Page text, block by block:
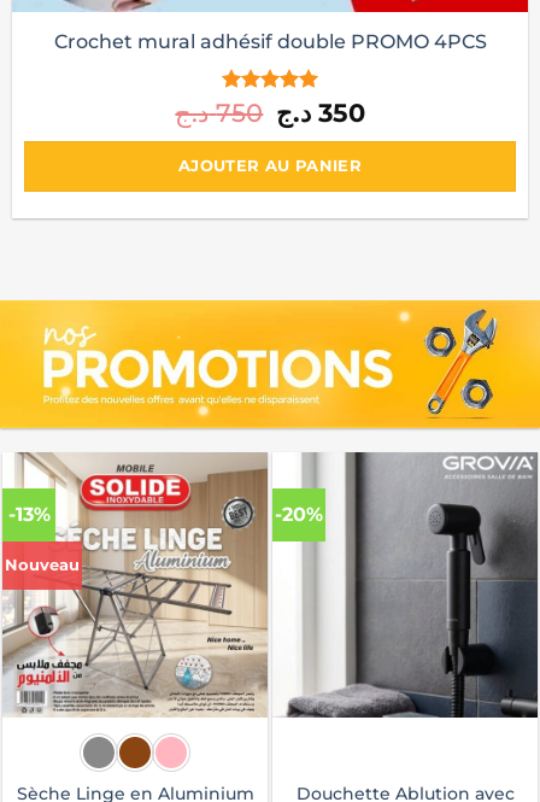
Filet de Protection Hygiénique pour Carcasse de
Mouton – Anti-Insectes & Respirant
250 د.ج
AJOUTER AU PANIER
-13%
Nouveau
Sèche Linge en Aluminium
-20%
Douchette Ablution avec